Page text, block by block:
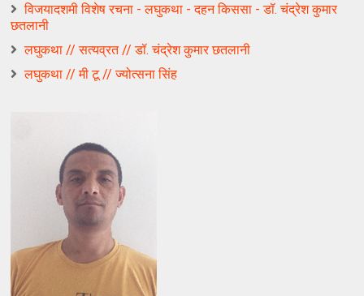
विजयादशमी विशेष रचना - लघुकथा - दहन किससा - डॉ. चंद्रेश कुमार
छतलानी
लघुकथा // सत्यव्रत // डॉ. चंद्रेश कुमार छतलानी
लघुकथा // मी टू // ज्योत्सना सिंह